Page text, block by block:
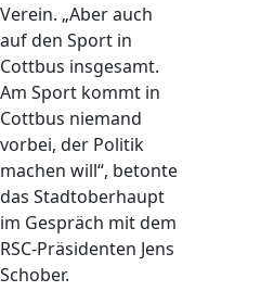
Verein. „Aber auch
auf den Sport in
Cottbus insgesamt.
Am Sport kommt in
Cottbus niemand
vorbei, der Politik
machen will“, betonte
das Stadtoberhaupt
im Gespräch mit dem
RSC-Präsidenten Jens
Schober.